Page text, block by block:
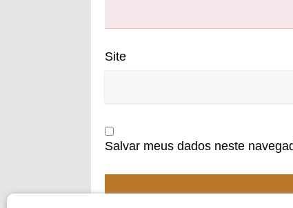
Site
Salvar meus dados neste